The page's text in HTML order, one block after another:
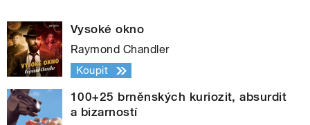
Vysoké okno
Raymond Chandler
Koupit
100+25 brněnských kuriozit, absurdit
a bizarností